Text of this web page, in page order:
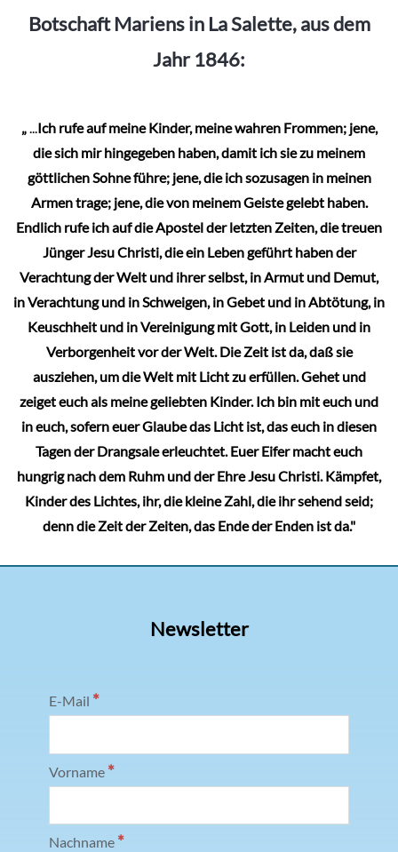
Botschaft Mariens in La Salette, aus dem
Jahr 1846:
„...Ich rufe auf meine Kinder, meine wahren Frommen; jene,
die sich mir hingegeben haben, damit ich sie zu meinem
göttlichen Sohne führe; jene, die ich sozusagen in meinen
Armen trage; jene, die von meinem Geiste gelebt haben.
Endlich rufe ich auf die Apostel der letzten Zeiten, die treuen
Jünger Jesu Christi, die ein Leben geführt haben der
Verachtung der Welt und ihrer selbst, in Armut und Demut,
in Verachtung und in Schweigen, in Gebet und in Abtötung, in
Keuschheit und in Vereinigung mit Gott, in Leiden und in
Verborgenheit vor der Welt. Die Zeit ist da, daß sie
ausziehen, um die Welt mit Licht zu erfüllen. Gehet und
zeiget euch als meine geliebten Kinder. Ich bin mit euch und
in euch, sofern euer Glaube das Licht ist, das euch in diesen
Tagen der Drangsale erleuchtet. Euer Eifer macht euch
hungrig nach dem Ruhm und der Ehre Jesu Christi. Kämpfet,
Kinder des Lichtes, ihr, die kleine Zahl, die ihr sehend seid;
denn die Zeit der Zeiten, das Ende der Enden ist da."
Newsletter
E-Mail *
Vorname *
Nachname *